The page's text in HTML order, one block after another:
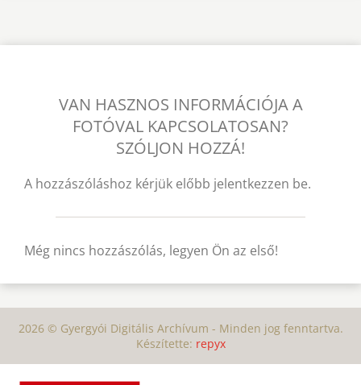
VAN HASZNOS INFORMÁCIÓJA A
FOTÓVAL KAPCSOLATOSAN?
SZÓLJON HOZZÁ!
A hozzászóláshoz kérjük előbb jelentkezzen be.
Még nincs hozzászólás, legyen Ön az első!
2026 © Gyergyói Digitális Archívum - Minden jog fenntartva.
Készítette: repyx